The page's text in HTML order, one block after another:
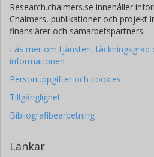
Research.chalmers.se innehåller
Chalmers, publikationer och projekt
finansiärer och samarbetspartners.
Läs mer om tjänsten, täckningsgrad
informationen
Personuppgifter och cookies
Tillgänglighet
Bibliografibearbetning
Länkar